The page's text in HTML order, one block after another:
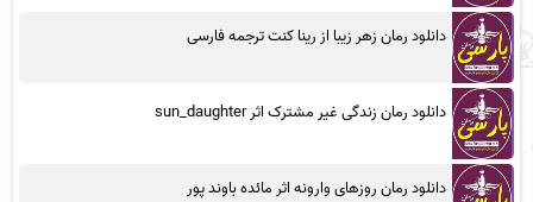
دانلود رمان زهر زیبا از رینا کنت ترجمه فارسی
دانلود رمان زندگی غیر مشترک اثر sun_daughter
دانلود رمان روزهای وارونه اثر مائده باوند پور